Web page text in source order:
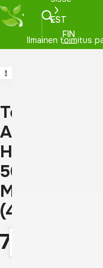
Ilmainen toimitus
EST
FIN
Tervaskanto
AITO
HAUTATERVA
50
ML
(499)
7,90